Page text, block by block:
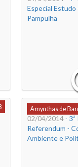
Especial Estudo
Pampulha
Amynthas de
02/04/2014- 3ª
Referendum -
Ambiente e